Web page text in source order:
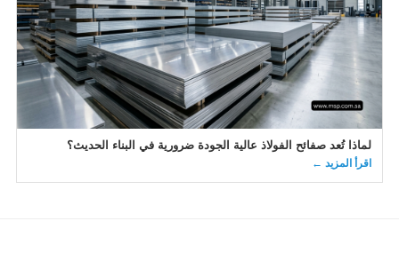
لماذا تُعد صفائح الفولاذ عالية الجودة ضرورية في البناء الحديث؟
اقرأ المزيد ←